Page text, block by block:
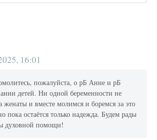
16:01
пожалуйста, о рБ Анне и рБ
детей. Ни одной беременности не
женаты и вместе молимся и боремся за это
пока остаётся только надежда. Будем рады
духовной помощи!